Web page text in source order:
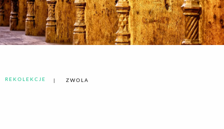
REKOLEKCJE ZWOLA